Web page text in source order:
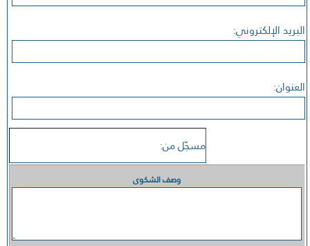
البريد الإلكتروني:
العنوان:
مسجّل من:
وصف الشكوى